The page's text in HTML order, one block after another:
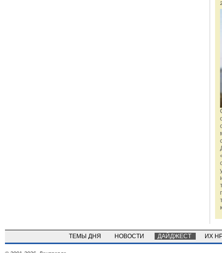
ТЕМЫ ДНЯ НОВОСТИ ДАЙДЖЕСТ ИХ